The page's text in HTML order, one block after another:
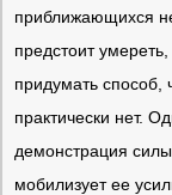
приближающихся
предстоит
придумать способ,
практически нет.
демонстрация
мобилизует ее